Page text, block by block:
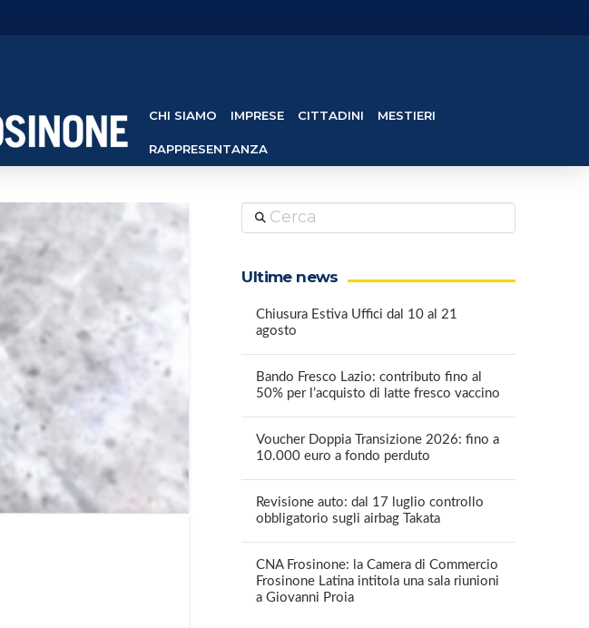
CHI SIAMO IMPRESE CITTADINI MESTIERI
RAPPRESENTANZA
Cerca
Ultime news
Chiusura Estiva Uffici dal 10 al 21
agosto
Bando Fresco Lazio: contributo fino al
50% per l’acquisto di latte fresco vaccino
Voucher Doppia Transizione 2026: fino a
10.000 euro a fondo perduto
Revisione auto: dal 17 luglio controllo
obbligatorio sugli airbag Takata
CNA Frosinone: la Camera di Commercio
Frosinone Latina intitola una sala riunioni
a Giovanni Proia